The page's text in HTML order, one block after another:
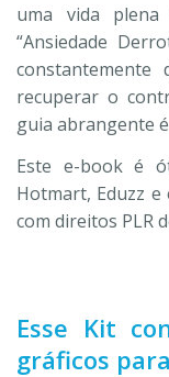
uma vida
“Ansiedade
constantemente
recuperar o
guia abrangente
Este e-book é
Hotmart, Eduzz
com direitos PLR
Esse Kit
gráficos